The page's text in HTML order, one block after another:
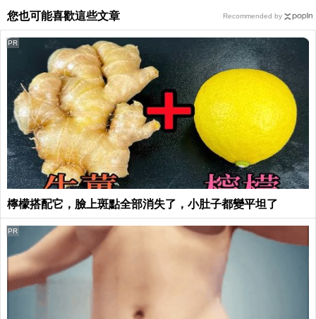
您也可能喜歡這些文章
檸檬搭配它，臉上斑點全部消失了，小肚子都變平坦了
PR
PR
Recommended by